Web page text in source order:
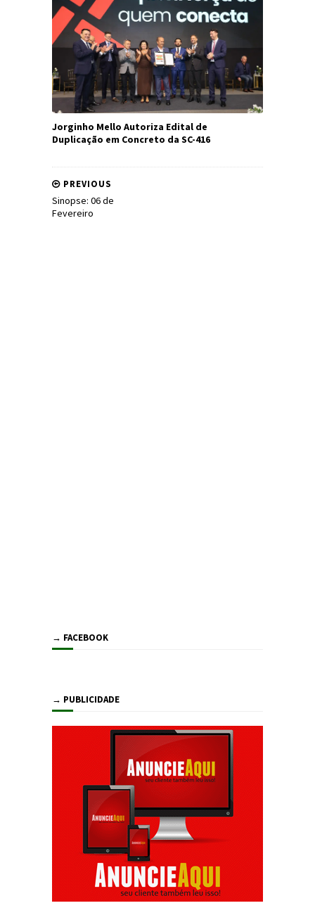
Jorginho Mello Autoriza Edital de
Duplicação em Concreto da SC-416
PREVIOUS
Sinopse: 06 de
Fevereiro
→ FACEBOOK
→ PUBLICIDADE